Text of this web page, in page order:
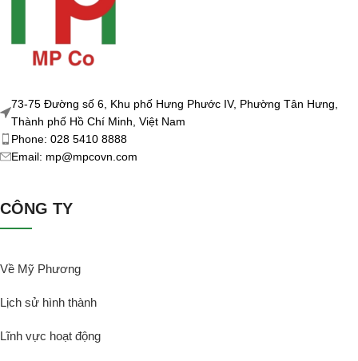
73-75 Đường số 6, Khu phố Hưng Phước IV, Phường Tân Hưng,
Thành phố Hồ Chí Minh, Việt Nam
Phone: 028 5410 8888
Email: mp@mpcovn.com
CÔNG TY
Về Mỹ Phương
Lịch sử hình thành
Lĩnh vực hoạt động